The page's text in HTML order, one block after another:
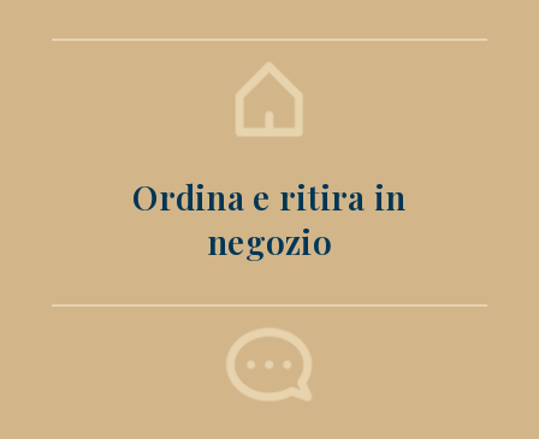
Ordina e ritira in
negozio